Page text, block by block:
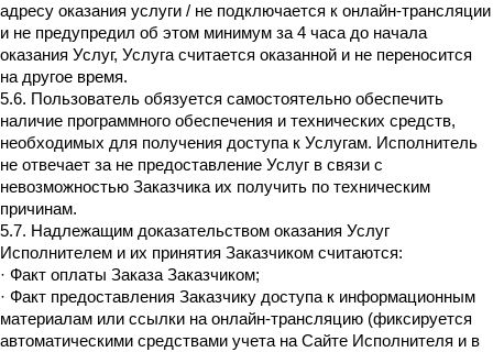
адресу оказания услуги / не подключается к онлайн-трансляции
и не предупредил об этом минимум за 4 часа до начала
оказания Услуг, Услуга считается оказанной и не переносится
на другое время.
5.6. Пользователь обязуется самостоятельно обеспечить
наличие программного обеспечения и технических средств,
необходимых для получения доступа к Услугам. Исполнитель
не отвечает за не предоставление Услуг в связи с
невозможностью Заказчика их получить по техническим
причинам.
5.7. Надлежащим доказательством оказания Услуг
Исполнителем и их принятия Заказчиком считаются:
· Факт оплаты Заказа Заказчиком;
· Факт предоставления Заказчику доступа к информационным
материалам или ссылки на онлайн-трансляцию (фиксируется
автоматическими средствами учета на Сайте Исполнителя и в